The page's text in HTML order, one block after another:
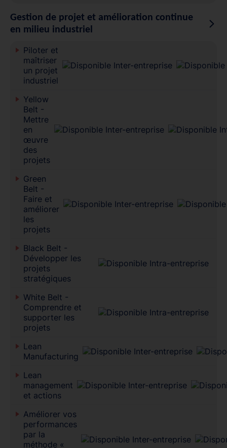
Gestion de projet et amélioration continue
en milieu industriel
Piloter et
maîtriser
un projet
industriel
Yellow
Belt -
Mettre
en
œuvre
des
projets
Green
Belt -
Faire et
améliorer
les
projets
Black Belt -
Développer les
projets
stratégiques
White Belt -
Comprendre et
supporter les
projets
Lean
Manufacturing
Lean
management
et actions
Améliorer vos
performances
par la
méthode «